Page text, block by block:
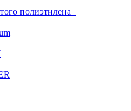
полиэтилена